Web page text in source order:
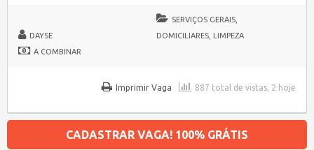
DAYSE
SERVIÇOS GERAIS,
DOMICILIARES, LIMPEZA
A COMBINAR
887 total de vistas, 2 hoje
Imprimir Vaga
CADASTRAR VAGA! 100% GRÁTIS